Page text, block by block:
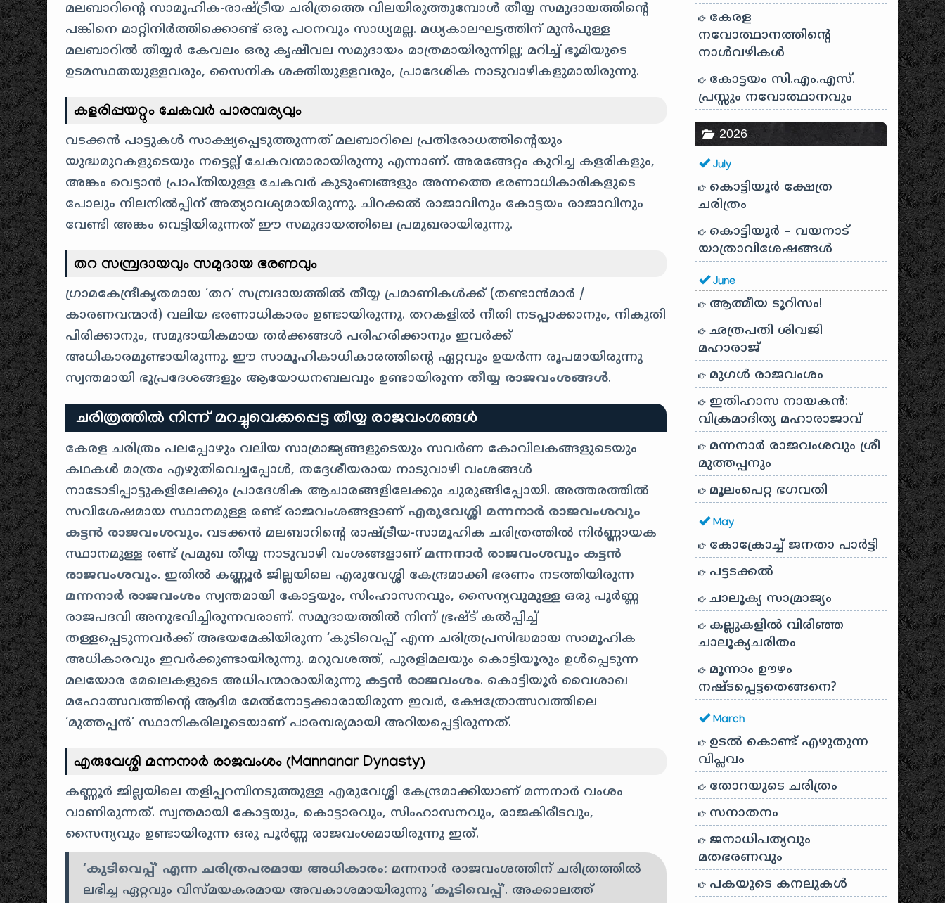
മലബാറിന്റെ സാമൂഹിക-രാഷ്ട്രീയ ചരിത്രത്തെ വിലയിരുത്തുമ്പോൾ തീയ്യ സമുദായത്തിന്റെ
പങ്കിനെ മാറ്റിനിർത്തിക്കൊണ്ട് ഒരു പഠനവും സാധ്യമല്ല. മധ്യകാലഘട്ടത്തിന് മുൻപുള്ള
മലബാറിൽ തീയ്യർ കേവലം ഒരു കൃഷീവല സമുദായം മാത്രമായിരുന്നില്ല; മറിച്ച് ഭൂമിയുടെ
ഉടമസ്ഥതയുള്ളവരും, സൈനിക ശക്തിയുള്ളവരും, പ്രാദേശിക നാടുവാഴികളുമായിരുന്നു.
കളരിപ്പയറ്റും ചേകവർ പാരമ്പര്യവും
വടക്കൻ പാട്ടുകൾ സാക്ഷ്യപ്പെടുത്തുന്നത് മലബാറിലെ പ്രതിരോധത്തിന്റെയും
യുദ്ധമുറകളുടെയും നട്ടെല്ല് ചേകവന്മാരായിരുന്നു എന്നാണ്. അരങ്ങേറ്റം കുറിച്ച കളരികളും,
അങ്കം വെട്ടാൻ പ്രാപ്തിയുള്ള ചേകവർ കുടുംബങ്ങളും അന്നത്തെ ഭരണാധികാരികളുടെ
പോലും നിലനിൽപ്പിന് അത്യാവശ്യമായിരുന്നു. ചിറക്കൽ രാജാവിനും കോട്ടയം രാജാവിനും
വേണ്ടി അങ്കം വെട്ടിയിരുന്നത് ഈ സമുദായത്തിലെ പ്രമുഖരായിരുന്നു.
തറ സമ്പ്രദായവും സമുദായ ഭരണവും
ഗ്രാമകേന്ദ്രീകൃതമായ ‘തറ’ സമ്പ്രദായത്തിൽ തീയ്യ പ്രമാണികൾക്ക് (തണ്ടാൻമാർ /
കാരണവന്മാർ) വലിയ ഭരണാധികാരം ഉണ്ടായിരുന്നു. തറകളിൽ നീതി നടപ്പാക്കാനും, നികുതി
പിരിക്കാനും, സമുദായികമായ തർക്കങ്ങൾ പരിഹരിക്കാനും ഇവർക്ക്
അധികാരമുണ്ടായിരുന്നു. ഈ സാമൂഹികാധികാരത്തിന്റെ ഏറ്റവും ഉയർന്ന രൂപമായിരുന്നു
സ്വന്തമായി ഭൂപ്രദേശങ്ങളും ആയോധനബലവും ഉണ്ടായിരുന്ന തീയ്യ രാജവംശങ്ങൾ.
ചരിത്രത്തിൽ നിന്ന് മറച്ചുവെക്കപ്പെട്ട തീയ്യ രാജവംശങ്ങൾ
കേരള ചരിത്രം പലപ്പോഴും വലിയ സാമ്രാജ്യങ്ങളുടെയും സവർണ കോവിലകങ്ങളുടെയും
കഥകൾ മാത്രം എഴുതിവെച്ചപ്പോൾ, തദ്ദേശീയരായ നാടുവാഴി വംശങ്ങൾ
നാടോടിപ്പാട്ടുകളിലേക്കും പ്രാദേശിക ആചാരങ്ങളിലേക്കും ചുരുങ്ങിപ്പോയി. അത്തരത്തിൽ
സവിശേഷമായ സ്ഥാനമുള്ള രണ്ട് രാജവംശങ്ങളാണ് എരുവേശ്ശി മന്നനാർ രാജവംശവും
കട്ടൻ രാജവംശവും. വടക്കൻ മലബാറിന്റെ രാഷ്ട്രീയ-സാമൂഹിക ചരിത്രത്തിൽ നിർണ്ണായക
സ്ഥാനമുള്ള രണ്ട് പ്രമുഖ തീയ്യ നാടുവാഴി വംശങ്ങളാണ് മന്നനാർ രാജവംശവും കട്ടൻ
രാജവംശവും. ഇതിൽ കണ്ണൂർ ജില്ലയിലെ എരുവേശ്ശി കേന്ദ്രമാക്കി ഭരണം നടത്തിയിരുന്ന
മന്നനാർ രാജവംശം സ്വന്തമായി കോട്ടയും, സിംഹാസനവും, സൈന്യവുമുള്ള ഒരു പൂർണ്ണ
രാജപദവി അനുഭവിച്ചിരുന്നവരാണ്. സമുദായത്തിൽ നിന്ന് ഭ്രഷ്ട് കൽപ്പിച്ച്
തള്ളപ്പെടുന്നവർക്ക് അഭയമേകിയിരുന്ന ‘കുടിവെപ്പ്’ എന്ന ചരിത്രപ്രസിദ്ധമായ സാമൂഹിക
അധികാരവും ഇവർക്കുണ്ടായിരുന്നു. മറുവശത്ത്, പുരളിമലയും കൊട്ടിയൂരും ഉൾപ്പെടുന്ന
മലയോര മേഖലകളുടെ അധിപന്മാരായിരുന്നു കട്ടൻ രാജവംശം. കൊട്ടിയൂർ വൈശാഖ
മഹോത്സവത്തിന്റെ ആദിമ മേൽനോട്ടക്കാരായിരുന്ന ഇവർ, ക്ഷേത്രോത്സവത്തിലെ
‘മുത്തപ്പൻ’ സ്ഥാനികരിലൂടെയാണ് പാരമ്പര്യമായി അറിയപ്പെട്ടിരുന്നത്.
എരുവേശ്ശി മന്നനാർ രാജവംശം (Mannanar Dynasty)
കണ്ണൂർ ജില്ലയിലെ തളിപ്പറമ്പിനടുത്തുള്ള എരുവേശ്ശി കേന്ദ്രമാക്കിയാണ് മന്നനാർ വംശം
വാണിരുന്നത്. സ്വന്തമായി കോട്ടയും, കൊട്ടാരവും, സിംഹാസനവും, രാജകിരീടവും,
സൈന്യവും ഉണ്ടായിരുന്ന ഒരു പൂർണ്ണ രാജവംശമായിരുന്നു ഇത്.
‘കുടിവെപ്പ്’ എന്ന ചരിത്രപരമായ അധികാരം: മന്നനാർ രാജവംശത്തിന് ചരിത്രത്തിൽ
ലഭിച്ച ഏറ്റവും വിസ്മയകരമായ അവകാശമായിരുന്നു ‘കുടിവെപ്പ്‘. അക്കാലത്ത്
കേരള
നവോത്ഥാനത്തിന്റെ
നാൾവഴികൾ
കോട്ടയം സി.എം.എസ്.
പ്രസ്സും നവോത്ഥാനവും
2026
July
കൊട്ടിയൂർ ക്ഷേത്ര
ചരിത്രം
കൊട്ടിയൂർ – വയനാട്
യാത്രാവിശേഷങ്ങൾ
June
ആത്മീയ ടൂറിസം!
ഛത്രപതി ശിവജി
മഹാരാജ്
മുഗൾ രാജവംശം
ഇതിഹാസ നായകൻ:
വിക്രമാദിത്യ മഹാരാജാവ്
മന്നനാർ രാജവംശവും ശ്രീ
മുത്തപ്പനും
മൂലംപെറ്റ ഭഗവതി
May
കോക്രോച്ച് ജനതാ പാർട്ടി
പട്ടടക്കൽ
ചാലൂക്യ സാമ്രാജ്യം
കല്ലുകളിൽ വിരിഞ്ഞ
ചാലൂക്യചരിതം
മൂന്നാം ഊഴം
നഷ്ടപ്പെട്ടതെങ്ങനെ?
March
ഉടൽ കൊണ്ട് എഴുതുന്ന
വിപ്ലവം
തോറയുടെ ചരിത്രം
സനാതനം
ജനാധിപത്യവും
മതഭരണവും
പകയുടെ കനലുകൾ